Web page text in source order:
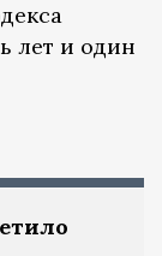
лет и один